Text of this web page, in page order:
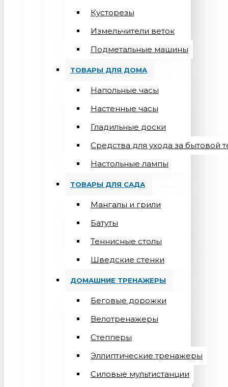
Кусторезы
Измельчители веток
Подметальные машины
ТОВАРЫ ДЛЯ ДОМА
Напольные часы
Настенные часы
Гладильные доски
Средства для ухода за бытовой
Настольные лампы
ТОВАРЫ ДЛЯ САДА
Мангалы и грили
Батуты
Теннисные столы
Шведские стенки
ДОМАШНИЕ ТРЕНАЖЕРЫ
Беговые дорожки
Велотренажеры
Степперы
Эллиптические тренажеры
Силовые мультистанции